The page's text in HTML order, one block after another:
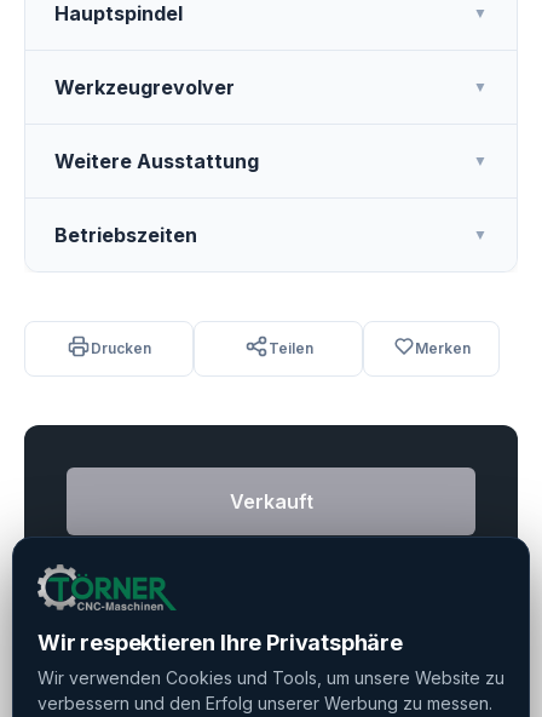
Hauptspindel ▼
Werkzeugrevolver ▼
Weitere Ausstattung ▼
Betriebszeiten ▼
Drucken Teilen Merken
Verkauft
Haben Sie weitere Fragen?
Kontaktieren Sie uns!
Wir respektieren Ihre Privatsphäre
Wir verwenden Cookies und Tools, um unsere Website zu
verbessern und den Erfolg unserer Werbung zu messen.